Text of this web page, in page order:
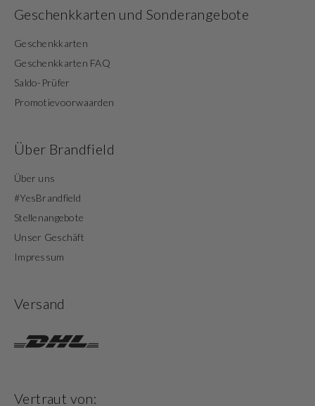
Geschenkkarten und Sonderangebote
Geschenkkarten
Geschenkkarten FAQ
Saldo-Prüfer
Promotievoorwaarden
Über Brandfield
Über uns
#YesBrandfield
Stellenangebote
Unser Geschäft
Impressum
Versand
Vertraut von: